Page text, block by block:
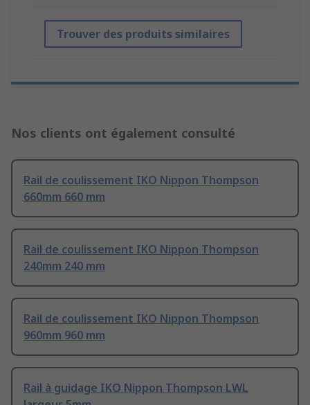
Trouver des produits similaires
Nos clients ont également consulté
Rail de coulissement IKO Nippon Thompson
660mm 660 mm
Rail de coulissement IKO Nippon Thompson
240mm 240 mm
Rail de coulissement IKO Nippon Thompson
960mm 960 mm
Rail à guidage IKO Nippon Thompson LWL